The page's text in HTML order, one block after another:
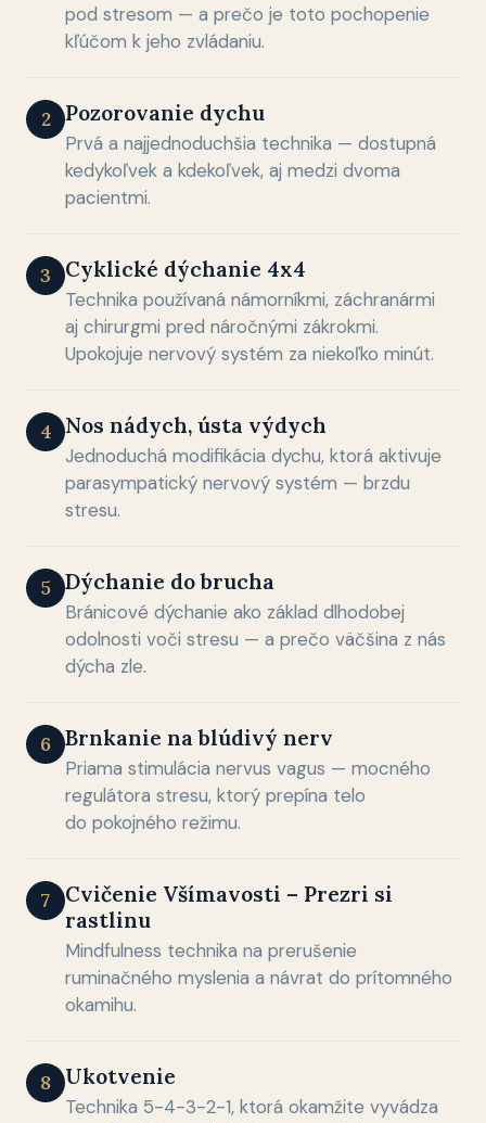
pod stresom — a prečo je toto pochopenie
kľúčom k jeho zvládaniu.
2 Pozorovanie dychu
Prvá a najjednoduchšia technika — dostupná
kedykoľvek a kdekoľvek, aj medzi dvoma
pacientmi.
3 Cyklické dýchanie 4x4
Technika používaná námorníkmi, záchranármi
aj chirurgmi pred náročnými zákrokmi.
Upokojuje nervový systém za niekoľko minút.
4 Nos nádych, ústa výdych
Jednoduchá modifikácia dychu, ktorá aktivuje
parasympatický nervový systém — brzdu
stresu.
5 Dýchanie do brucha
Bránicové dýchanie ako základ dlhodobej
odolnosti voči stresu — a prečo väčšina z nás
dýcha zle.
6 Brnkanie na blúdivý nerv
Priama stimulácia nervus vagus — mocného
regulátora stresu, ktorý prepína telo
do pokojného režimu.
7
Cvičenie Všímavosti – Prezri si
rastlinu
Mindfulness technika na prerušenie
ruminačného myslenia a návrat do prítomného
okamihu.
8 Ukotvenie
Technika 5-4-3-2-1, ktorá okamžite vyvádza